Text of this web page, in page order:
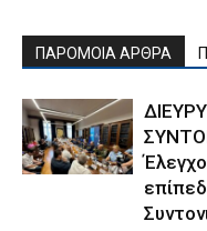
ΠΑΡΟΜΟΙΑ ΑΡΘΡΑ